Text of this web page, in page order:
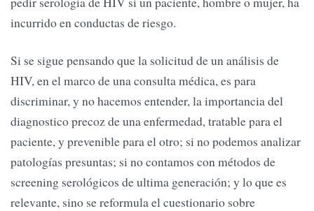
incurrido en conductas de riesgo.
Si se sigue pensando que la solicitud de un análisis de
HIV, en el marco de una consulta médica, es para
discriminar, y no hacemos entender, la importancia del
diagnostico precoz de una enfermedad, tratable para el
paciente, y prevenible para el otro; si no podemos analizar
patologías presuntas; si no contamos con métodos de
screening serológicos de ultima generación; y lo que es
relevante, sino se reformula el cuestionario sobre